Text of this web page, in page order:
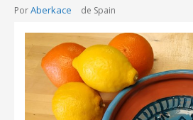
PorAberkace de Spain